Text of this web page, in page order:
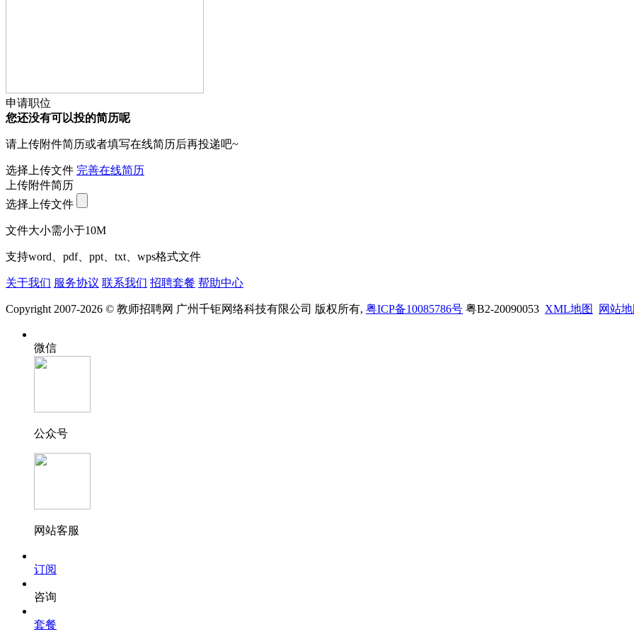
申请职位
您还没有可以投的简历呢
请上传附件简历或者填写在线简历后再投递吧~
选择上传文件 完善在线简历
上传附件简历
选择上传文件
文件大小需小于10M
支持word、pdf、ppt、txt、wps格式文件
关于我们 服务协议 联系我们 招聘套餐 帮助中心
Copyright 2007-2026 © 教师招聘网 广州千钜网络科技有限公司 版权所有, 粤ICP备10085786号 粤B2-20090053 XML地图 网站
微信
公众号
网站客服
订阅
咨询
套餐